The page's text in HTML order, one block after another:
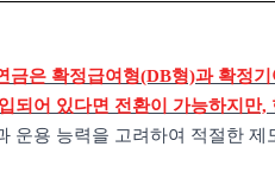
금은 확정급여형(DB형)과 확정
되어 있다면 전환이 가능하지만
운용 능력을 고려하여 적절한